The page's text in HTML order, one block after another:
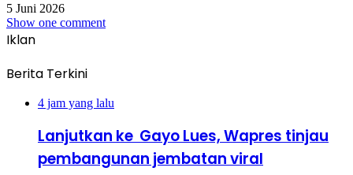
5 Juni 2026
Show one comment
Iklan
Berita Terkini
4 jam yang lalu
Lanjutkan ke Gayo Lues, Wapres tinjau
pembangunan jembatan viral